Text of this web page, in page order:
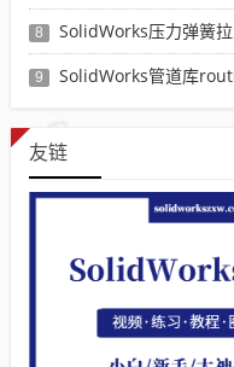
8 SolidWorks压力弹簧拉力
9 SolidWorks管道库
友链